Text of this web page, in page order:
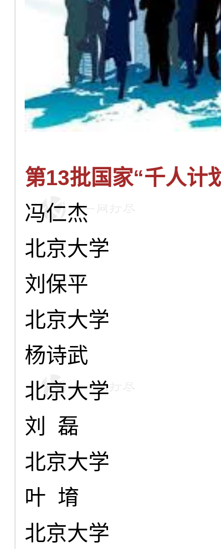
第13批国家“千人计
冯仁杰
北京大学
刘保平
北京大学
杨诗武
北京大学
刘 磊
北京大学
叶 堉
北京大学